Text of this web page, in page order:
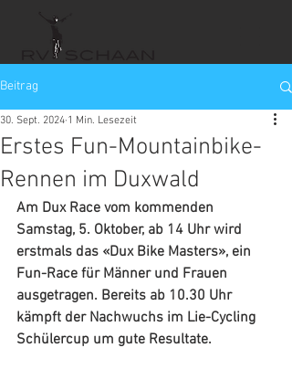
Beitrag
Erstes Fun-Mountainbike-
Rennen im Duxwald
30. Sept. 2024 1 Min. Lesezeit
Am Dux Race vom kommenden
Samstag, 5. Oktober, ab 14 Uhr wird
erstmals das «Dux Bike Masters», ein
Fun-Race für Männer und Frauen
ausgetragen. Bereits ab 10.30 Uhr
kämpft der Nachwuchs im Lie-Cycling
Schülercup um gute Resultate.